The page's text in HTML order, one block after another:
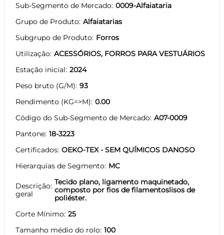
Sub-Segmento de Mercado 0009-Alfaiataria
Grupo de Produto Alfaiatarias
Subgrupo de Produto Forros
Utilização ACESSÓRIOS, FORROS PARA VESTUÁRIOS
Estação inicial 2024
Peso bruto (G/M) 93
Rendimento (KG=>M) 0.00
Código do Sub-Segmento de Mercado A07-0009
Pantone 18-3223
Certificados OEKO-TEX - SEM QUÍMICOS DANOSO
Hierarquias de Segmento MC
Descrição
geral
Tecido plano, ligamento maquinetado,
composto por fios de filamentoslisos de
poliéster.
Corte Mínimo 25
Tamanho médio do rolo 100